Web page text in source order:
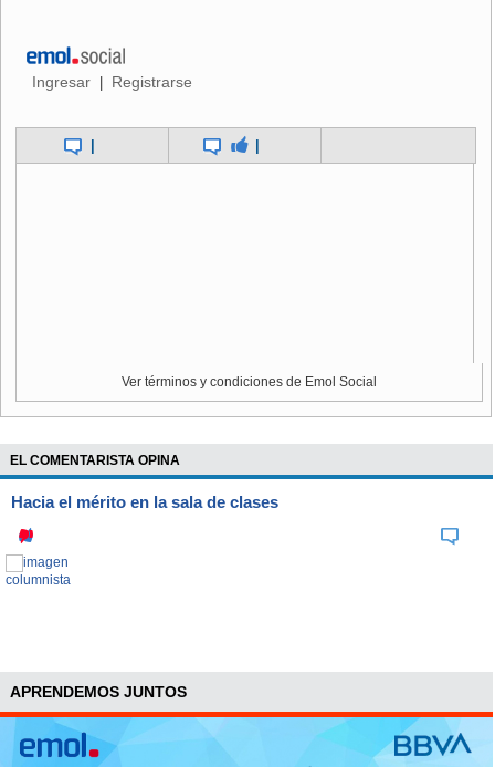
a las que se les entregará, según la comunidad en la que
vivan, una bolsa que contiene varios productos de la
y aceite.
Ingresar Registrarse
Ver términos y condiciones de Emol Social
EL COMENTARISTA OPINA
Hacia el mérito en la sala de clases
APRENDEMOS JUNTOS